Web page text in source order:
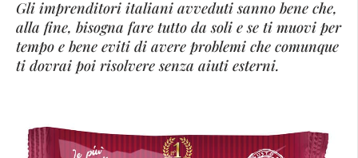
Gli imprenditori italiani avveduti sanno bene che,
alla fine, bisogna fare tutto da soli e se ti muovi per
tempo e bene eviti di avere problemi che comunque
ti dovrai poi risolvere senza aiuti esterni.